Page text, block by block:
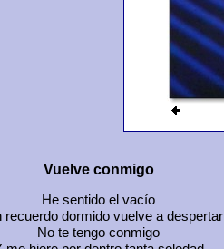
Vuelve conmigo
He sentido el vacío
recuerdo dormido vuelve a despertar
No te tengo conmigo